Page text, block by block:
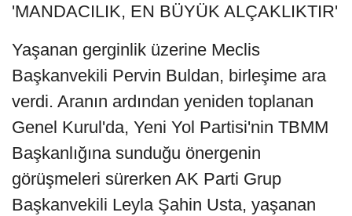
'MANDACILIK, EN BÜYÜK ALÇAKLIKTIR'
Yaşanan gerginlik üzerine Meclis
Başkanvekili Pervin Buldan, birleşime ara
verdi. Aranın ardından yeniden toplanan
Genel Kurul'da, Yeni Yol Partisi'nin TBMM
Başkanlığına sunduğu önergenin
görüşmeleri sürerken AK Parti Grup
Başkanvekili Leyla Şahin Usta, yaşanan